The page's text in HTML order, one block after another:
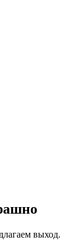
выход.